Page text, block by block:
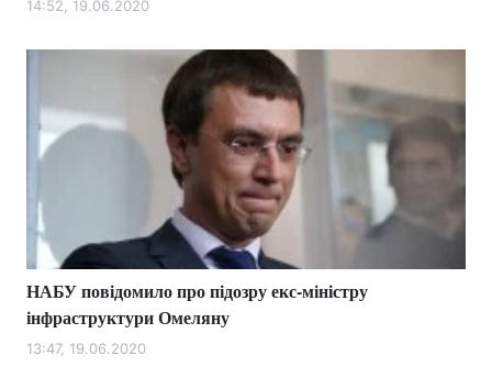
Економіка Світ
Наука
Техно і зв'язок Лайт
Інциденти
Здоров'я Туризм
Цікавинки Погода
Екологія
14:52, 19.06.2020
НАБУ повідомило про підозру екс-міністру
інфраструктури Омеляну
13:47, 19.06.2020